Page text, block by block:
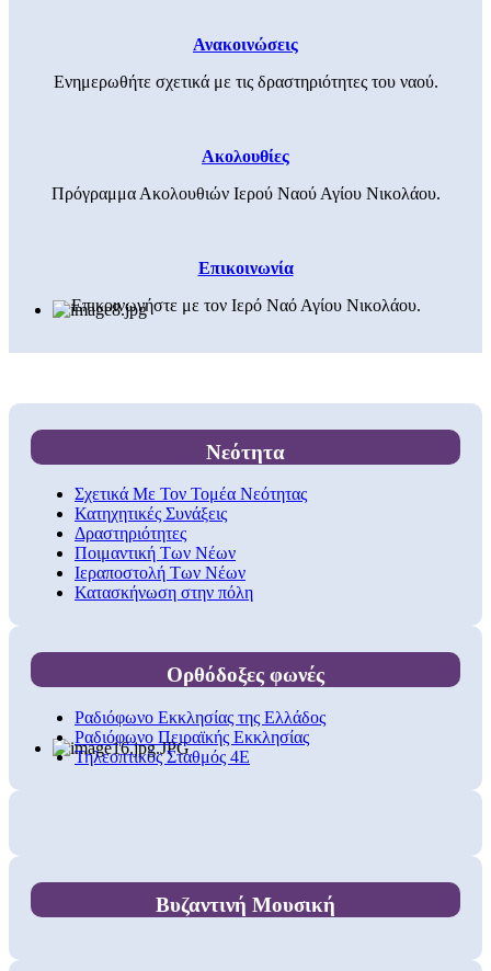
Ανακοινώσεις
Ενημερωθήτε σχετικά με τις δραστηριότητες του ναού.
Ακολουθίες
Πρόγραμμα Ακολουθιών Ιερού Ναού Αγίου Νικολάου.
Επικοινωνία
Επικοινωνήστε με τον Ιερό Ναό Αγίου Νικολάου.
Νεότητα
Σχετικά Με Τον Τομέα Νεότητας
Κατηχητικές Συνάξεις
Δραστηριότητες
Ποιμαντική Των Νέων
Ιεραποστολή Των Νέων
Κατασκήνωση στην πόλη
Ορθόδοξες φωνές
Ραδιόφωνο Εκκλησίας της Ελλάδος
Ραδιόφωνο Πειραϊκής Εκκλησίας
Τηλεοπτικός Σταθμός 4Ε
Βυζαντινή Μουσική